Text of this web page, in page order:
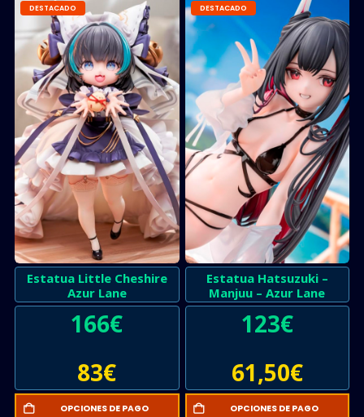
DESTACADO
Estatua Little Cheshire
Azur Lane
166€
83€
OPCIONES DE PAGO
DESTACADO
Estatua Hatsuzuki –
Manjuu – Azur Lane
123€
61,50€
OPCIONES DE PAGO